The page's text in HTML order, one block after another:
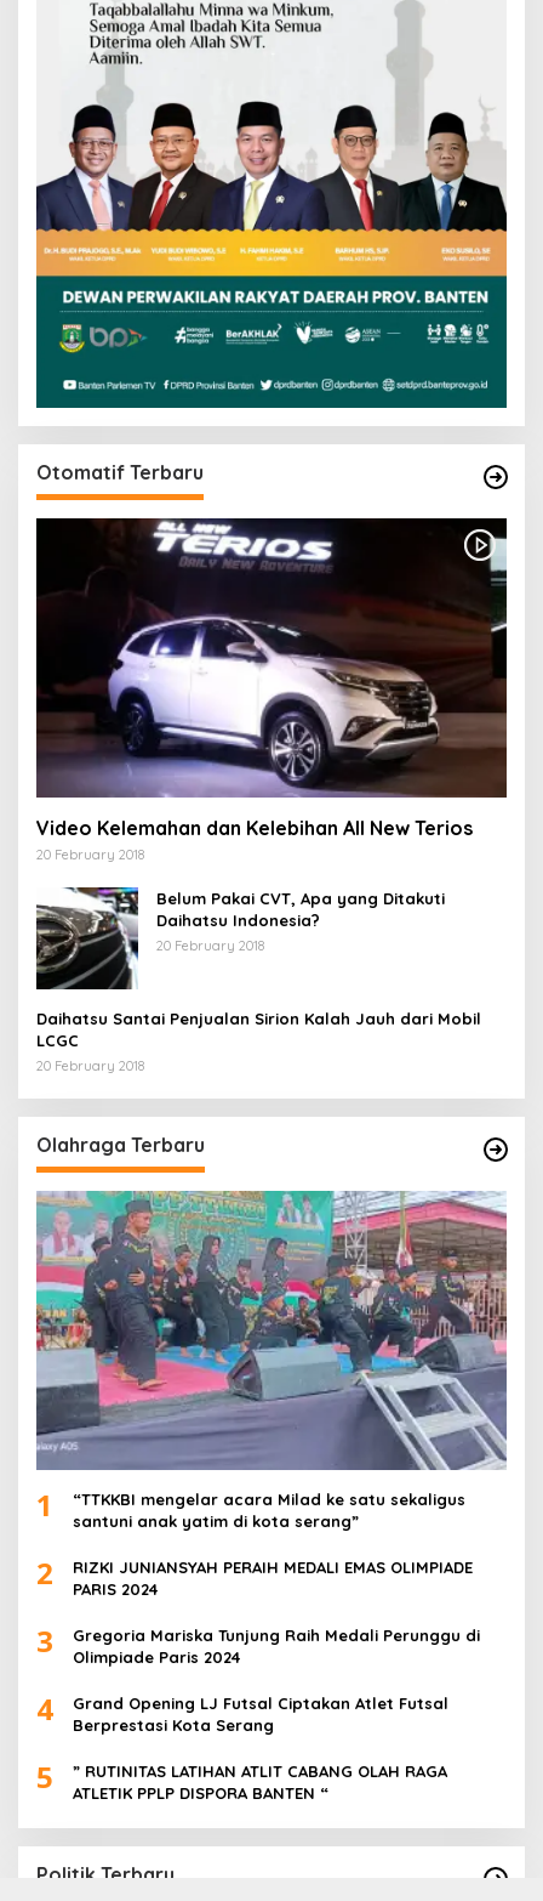
Otomatif Terbaru
Video Kelemahan dan Kelebihan All New Terios
20 February 2018
Belum Pakai CVT, Apa yang Ditakuti
Daihatsu Indonesia?
20 February 2018
Daihatsu Santai Penjualan Sirion Kalah Jauh dari Mobil
LCGC
20 February 2018
Olahraga Terbaru
1
“TTKKBI mengelar acara Milad ke satu sekaligus
santuni anak yatim di kota serang”
2
RIZKI JUNIANSYAH PERAIH MEDALI EMAS OLIMPIADE
PARIS 2024
3
Gregoria Mariska Tunjung Raih Medali Perunggu di
Olimpiade Paris 2024
4
Grand Opening LJ Futsal Ciptakan Atlet Futsal
Berprestasi Kota Serang
5
” RUTINITAS LATIHAN ATLIT CABANG OLAH RAGA
ATLETIK PPLP DISPORA BANTEN “
Politik Terbaru